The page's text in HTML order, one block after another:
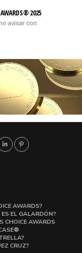
2025
avisar con
AWARDS?
ES EL GALARDÓN?
CHOICE AWARDS
CRUZ?